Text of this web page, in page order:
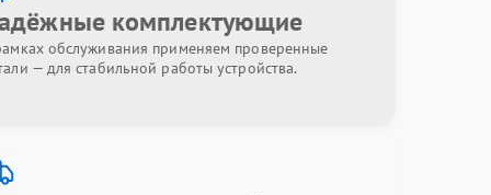
комплектующие
обслуживания применяем проверенные
— для стабильной работы устройства.